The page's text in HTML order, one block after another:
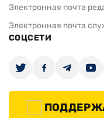
Электронная почта
Электронная почта
СОЦСЕТИ